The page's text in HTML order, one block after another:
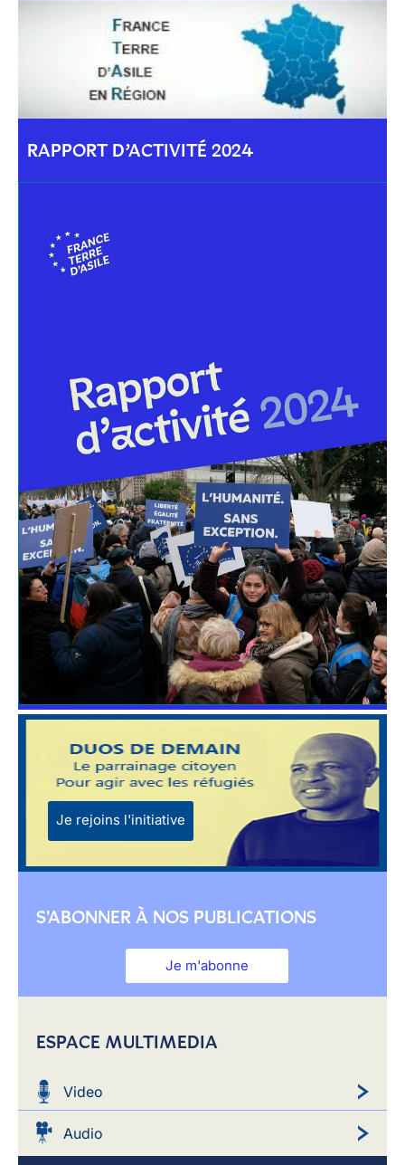
RAPPORT D’ACTIVITÉ 2024
Je rejoins l'initiative
S'ABONNER À NOS PUBLICATIONS
Je m'abonne
ESPACE MULTIMEDIA
Video
Audio